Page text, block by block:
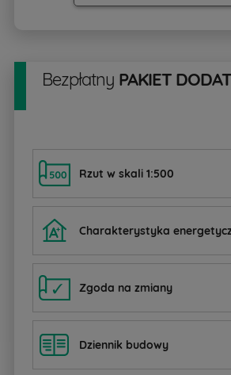
Bezpłatny PAKIET
Rzut w skali 1:500
Charakterystyka
Zgoda na zmiany
Dziennik budowy